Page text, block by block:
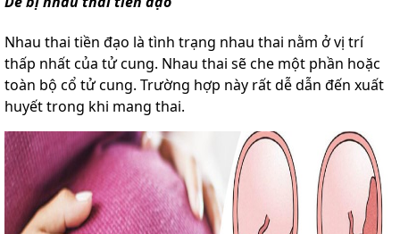
Nhau thai tiền đạo là tình trạng nhau thai nằm ở vị trí
thấp nhất của tử cung. Nhau thai sẽ che một phần hoặc
toàn bộ cổ tử cung. Trường hợp này rất dễ dẫn đến xuất
huyết trong khi mang thai.